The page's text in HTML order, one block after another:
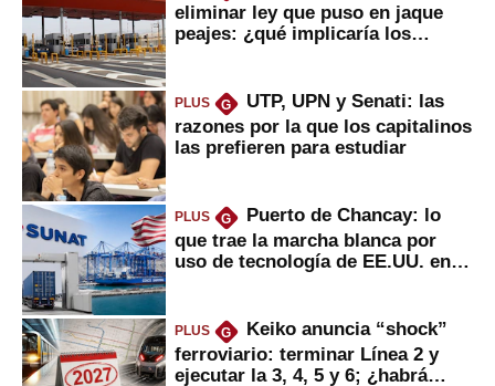
eliminar ley que puso en jaque
peajes: ¿qué implicaría los
PLUS G
UTP, UPN y Senati: las
razones por la que los capitalinos
las prefieren para estudiar
PLUS G
Puerto de Chancay: lo
que trae la marcha blanca por
uso de tecnología de EE.UU. en
PLUS G
Keiko anuncia “shock”
ferroviario: terminar Línea 2 y
ejecutar la 3, 4, 5 y 6; ¿habrá